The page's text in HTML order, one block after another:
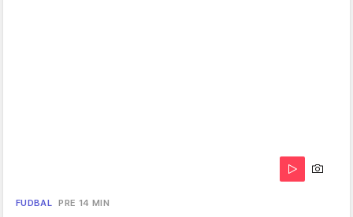
FUDBAL PRE 14 MIN